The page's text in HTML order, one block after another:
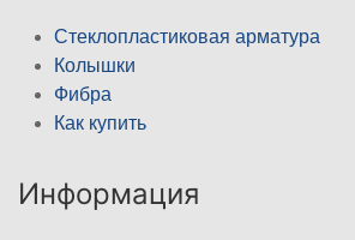
Стеклопластиковая арматура
Колышки
Фибра
Как купить
Информация